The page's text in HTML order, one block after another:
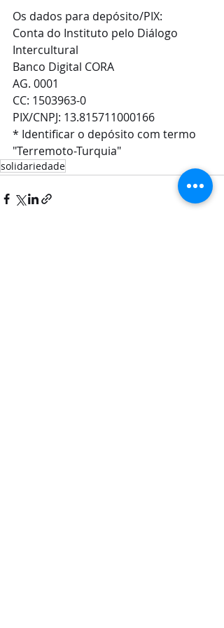
Os dados para depósito/PIX:
Conta do Instituto pelo Diálogo
Intercultural
Banco Digital CORA
AG. 0001
CC: 1503963-0
PIX/CNPJ: 13.815711000166
* Identificar o depósito com termo
"Terremoto-Turquia"
solidariedade